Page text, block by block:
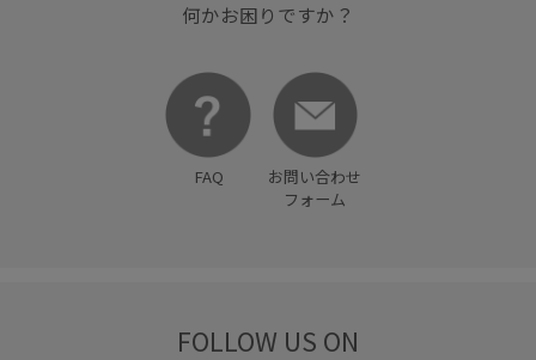
何かお困りですか？
FAQ
お問い合わせ
フォーム
FOLLOW US ON